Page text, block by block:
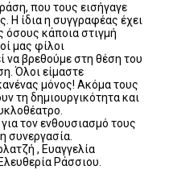
που τους εισήγαγε
Η ίδια η συγγραφέας έχει
όσους κάποια στιγμή
μας φίλοι
να βρεθούμε στη θέση του
Όλοι είμαστε
μόνος! Ακόμα τους
τη δημιουργικότητα και
τον ενθουσιασμό τους
συνεργασία.
, Ευαγγελία
Ράσσιου.